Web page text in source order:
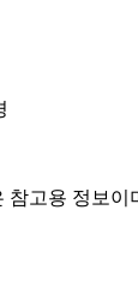
고용 정보